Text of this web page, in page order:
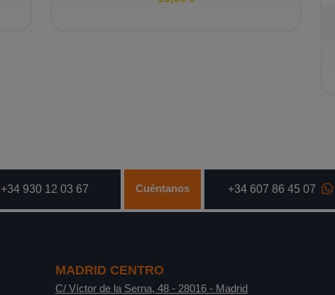
+34 930 12 03 67 Cuéntanos +34 607 86 45 07
MADRID CENTRO
C/ Víctor de la Serna, 48 - 28016 - Madrid